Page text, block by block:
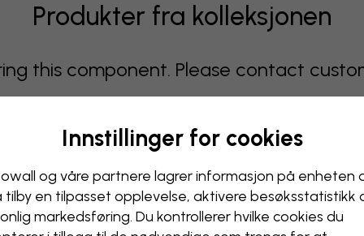
Produkter fra kolleksjonen
this component. Please contact
Viser side 1 av 1 sider
this component. Please contact
Innstillinger for cookies
og våre partnere lagrer informasjon på enheten
tilby en tilpasset opplevelse, aktivere besøks­statistikk
markedsføring. Du kontrollerer hvilke cookies du